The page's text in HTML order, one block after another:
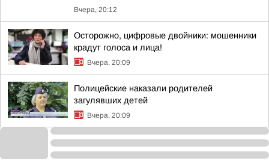
Вчера, 20:12
Осторожно, цифровые двойники: мошенники
крадут голоса и лица!
Вчера, 20:09
Полицейские наказали родителей
загулявших детей
Вчера, 20:09